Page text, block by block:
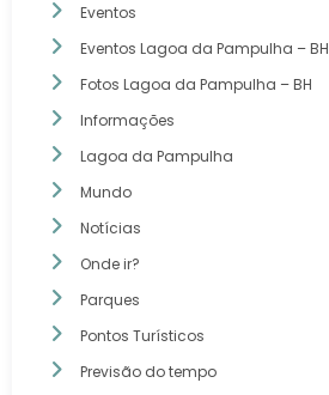
Eventos
Eventos Lagoa da Pampulha – BH
Fotos Lagoa da Pampulha – BH
Informações
Lagoa da Pampulha
Mundo
Notícias
Onde ir?
Parques
Pontos Turísticos
Previsão do tempo